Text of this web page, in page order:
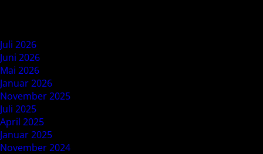
Juli 2026
Juni 2026
Mai 2026
Januar 2026
November 2025
Juli 2025
April 2025
Januar 2025
November 2024